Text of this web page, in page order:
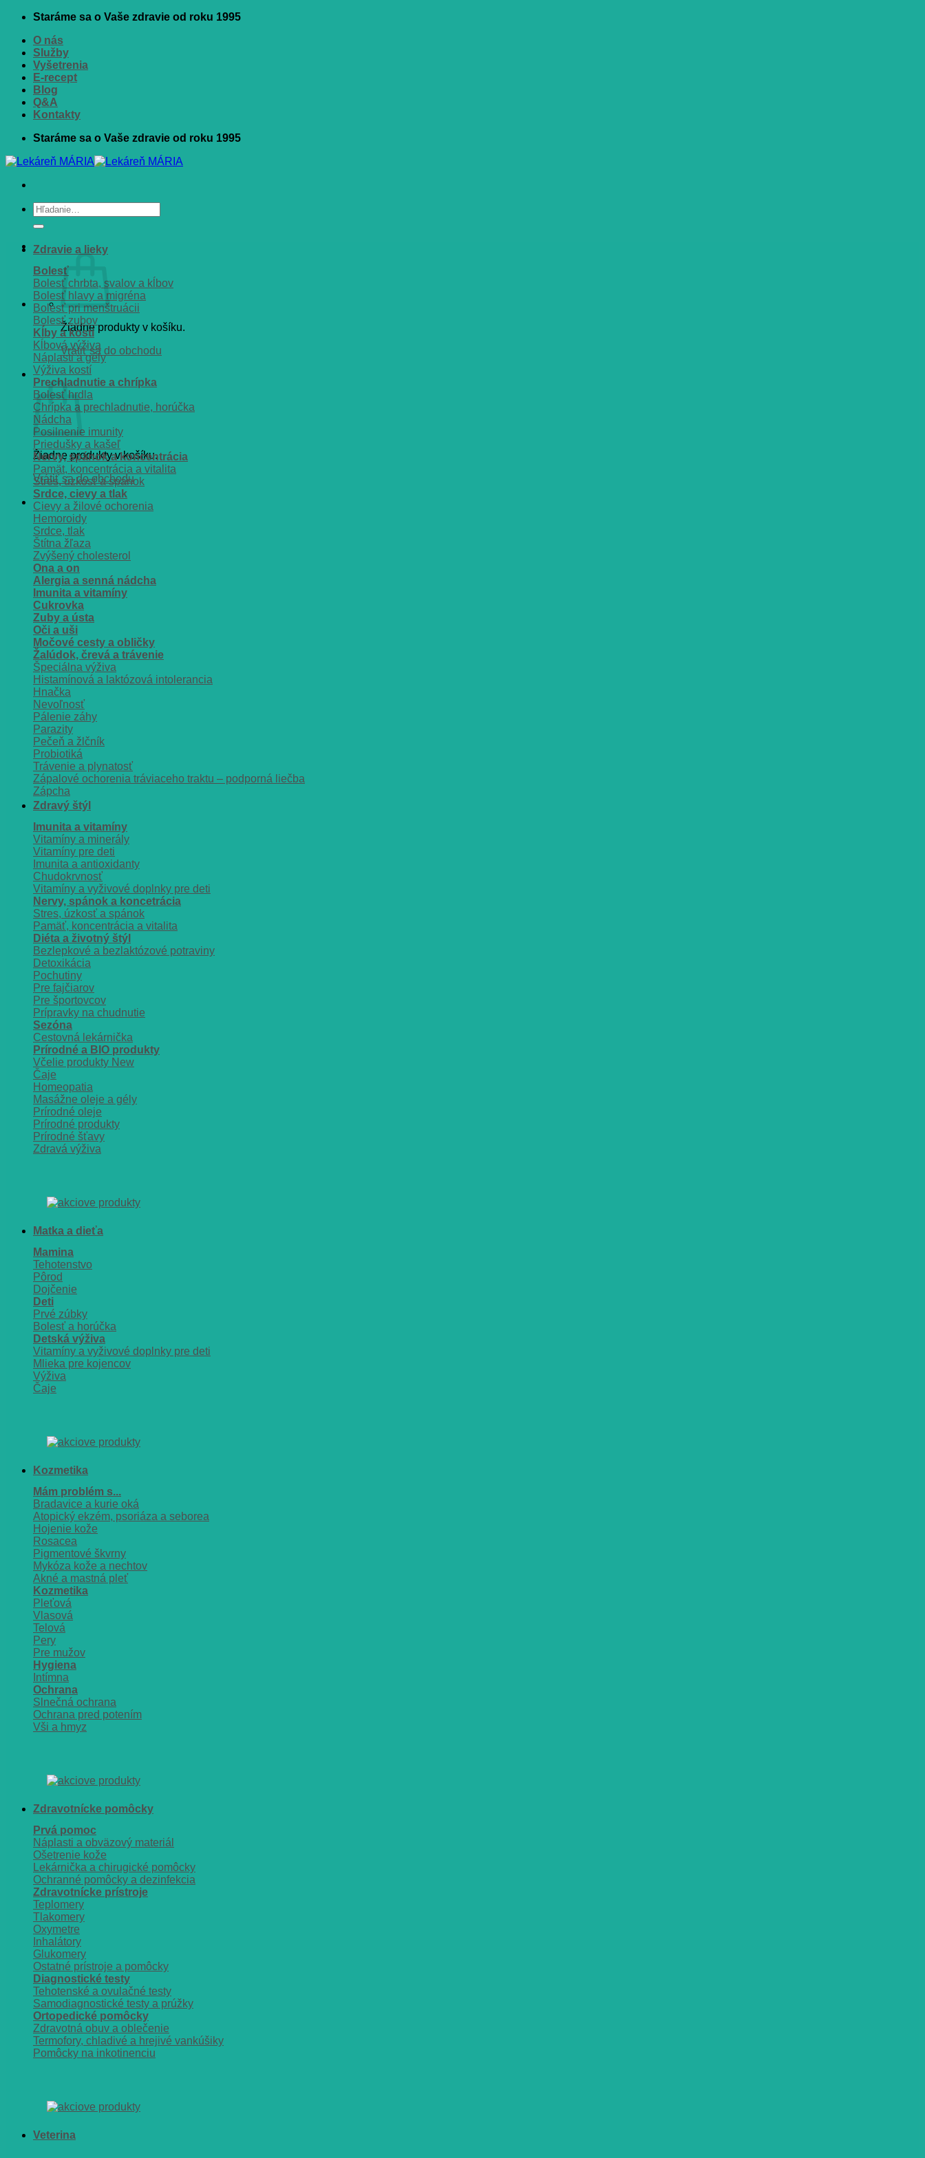
Skip
content
Staráme sa o Vaše zdravie od roku 1995
O nás
Služby
Vyšetrenia
E-recept
Blog
Q&A
Kontakty
Staráme sa o Vaše zdravie od roku 1995
Hľadať:
Žiadne produkty v košíku.
Vrátiť sa do obchodu
Košík
Žiadne produkty v košíku.
Vrátiť sa do obchodu
Zdravie a lieky
Bolesť
Bolesť chrbta, svalov a kĺbov
Bolesť hlavy a migréna
Bolesť pri menštruácii
Bolesť zubov
Kĺby a kosti
Kĺbová výživa
Náplasti a gély
Výživa kostí
Prechladnutie a chrípka
Bolesť hrdla
Chrípka a prechladnutie, horúčka
Nádcha
Posilnenie imunity
Priedušky a kašeľ
Nervy, spánok a koncentrácia
Pamät, koncentrácia a vitalita
Stres, úzkosť a spánok
Srdce, cievy a tlak
Cievy a žilové ochorenia
Hemoroidy
Srdce, tlak
Štítna žľaza
Zvýšený cholesterol
Ona a on
Alergia a senná nádcha
Imunita a vitamíny
Cukrovka
Zuby a ústa
Oči a uši
Močové cesty a obličky
Žalúdok, črevá a trávenie
Špeciálna výživa
Histamínová a laktózová intolerancia
Hnačka
Nevoľnosť
Pálenie záhy
Parazity
Pečeň a žlčník
Probiotiká
Trávenie a plynatosť
Zápalové ochorenia tráviaceho traktu – podporná liečba
Zápcha
Zdravý štýl
Imunita a vitamíny
Vitamíny a minerály
Vitamíny pre deti
Imunita a antioxidanty
Chudokrvnosť
Vitamíny a vyživové doplnky pre deti
Nervy, spánok a koncetrácia
Stres, úzkosť a spánok
Pamäť, koncentrácia a vitalita
Diéta a životný štýl
Bezlepkové a bezlaktózové potraviny
Detoxikácia
Pochutiny
Pre fajčiarov
Pre športovcov
Prípravky na chudnutie
Sezóna
Cestovná lekárnička
Prírodné a BIO produkty
Včelie produkty
Čaje
Homeopatia
Masážne oleje a gély
Prírodné oleje
Prírodné produkty
Prírodné šťavy
Zdravá výživa
Matka a dieťa
Mamina
Tehotenstvo
Pôrod
Dojčenie
Deti
Prvé zúbky
Bolesť a horúčka
Detská výživa
Vitamíny a vyživové doplnky pre deti
Mlieka pre kojencov
Výživa
Čaje
Kozmetika
Mám problém s...
Bradavice a kurie oká
Atopický ekzém, psoriáza a seborea
Hojenie kože
Rosacea
Pigmentové škvrny
Mykóza kože a nechtov
Akné a mastná pleť
Kozmetika
Pleťová
Vlasová
Telová
Pery
Pre mužov
Hygiena
Intímna
Ochrana
Slnečná ochrana
Ochrana pred potením
Vši a hmyz
Zdravotnícke pomôcky
Prvá pomoc
Náplasti a obväzový materiál
Ošetrenie kože
Lekárnička a chirugické pomôcky
Ochranné pomôcky a dezinfekcia
Zdravotnícke prístroje
Teplomery
Tlakomery
Oxymetre
Inhalátory
Glukomery
Ostatné prístroje a pomôcky
Diagnostické testy
Tehotenské a ovulačné testy
Samodiagnostické testy a prúžky
Ortopedické pomôcky
Zdravotná obuv a oblečenie
Termofory, chladivé a hrejivé vankúšiky
Pomôcky na inkotinenciu
Veterina